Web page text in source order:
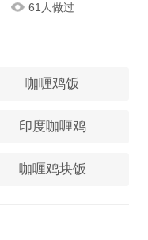
61人做过
咖喱鸡饭
印度咖喱鸡
咖喱鸡块饭